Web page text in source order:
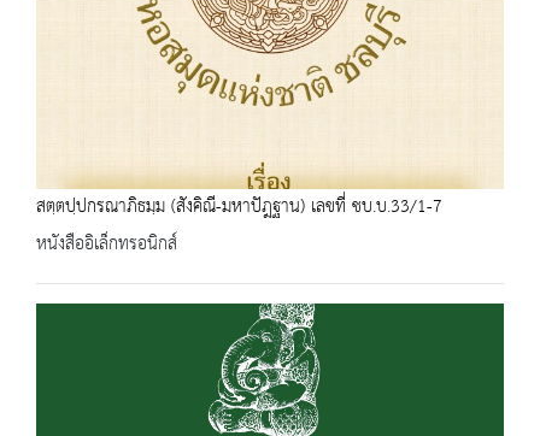
สตฺตปฺปกรณาภิธมฺม (สังคิณี-มหาปัฎฐาน) เลขที่ ชบ.บ.33/1-7
หนังสืออิเล็กทรอนิกส์